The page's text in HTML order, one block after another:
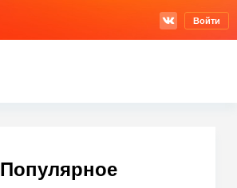
Войти
Популярное